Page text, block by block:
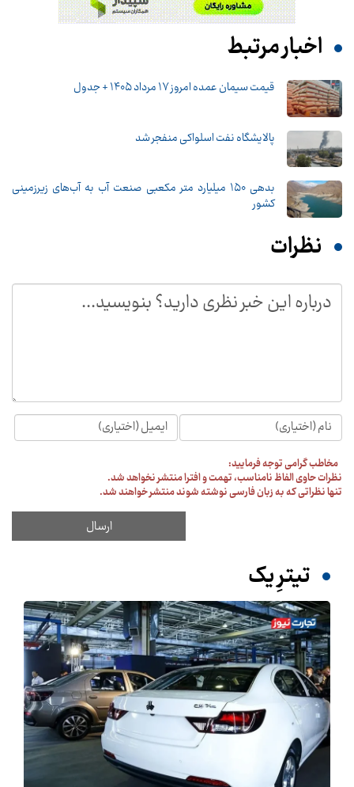
اخبار مرتبط
قیمت سیمان عمده امروز 17 مرداد ۱۴۰۵ + جدول
پالایشگاه نفت اسلواکی منفجر شد
بدهی ۱۵۰ میلیارد متر مکعبی صنعت آب به آب‌های زیرزمینی
کشور
نظرات
مخاطب گرامی توجه فرمایید:
نظرات حاوی الفاظ نامناسب، تهمت و افترا منتشر نخواهد شد.
تنها نظراتی که به زبان فارسی نوشته شوند منتشر خواهند شد.
تیترِ یک